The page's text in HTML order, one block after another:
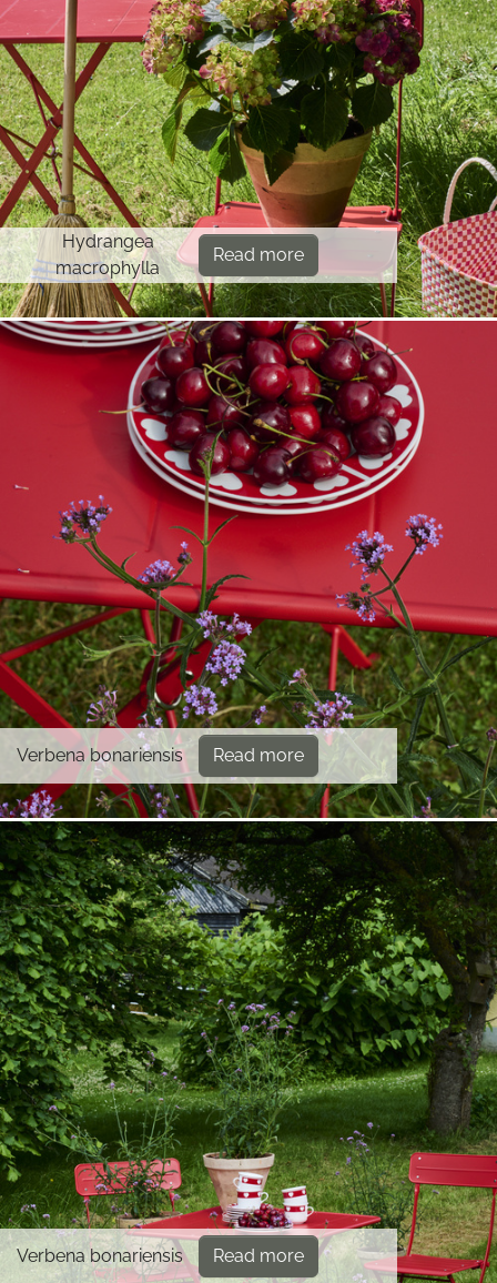
Hydrangea
macrophylla
Read more
Verbena bonariensis Read more
Verbena bonariensis Read more